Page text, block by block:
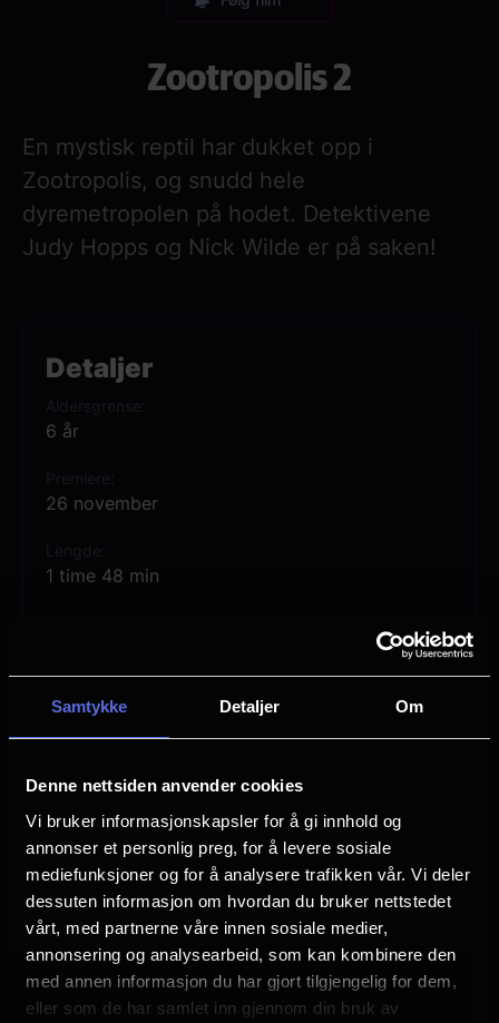
Samtykke Detaljer Om
Denne nettsiden anvender cookies
Vi bruker informasjonskapsler for å gi innhold og
annonser et personlig preg, for å levere sosiale
mediefunksjoner og for å analysere trafikken vår. Vi deler
dessuten informasjon om hvordan du bruker nettstedet
vårt, med partnerne våre innen sosiale medier,
annonsering og analysearbeid, som kan kombinere den
med annen informasjon du har gjort tilgjengelig for dem,
eller som de har samlet inn gjennom din bruk av
Detaljer
6 år
26 november
1 time 48 min
Byron Howard
Vurdering: (330 stemmer 84.91%)
Animation
Familiefilm
Distributør
The Walt Disney Company Nordic
Se mer
Zootropolis 2
En mystisk reptil har dukket opp i
Zootropolis, og snudd hele
dyremetropolen på hodet. Detektivene
Judy Hopps og Nick Wilde er på saken!